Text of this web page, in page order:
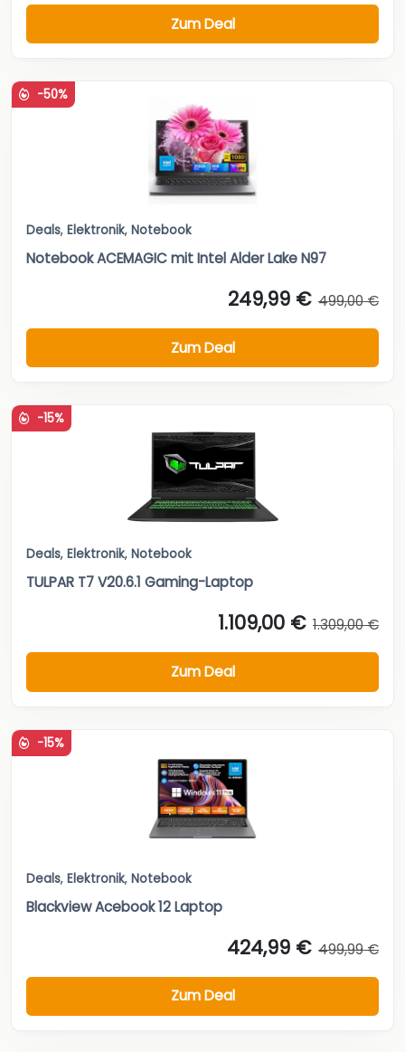
Zum Deal
-50%
Deals, Elektronik, Notebook
Notebook ACEMAGIC mit Intel Alder Lake N97
249,99 € 499,00 €
Zum Deal
-15%
Deals, Elektronik, Notebook
TULPAR T7 V20.6.1 Gaming-Laptop
1.109,00 € 1.309,00 €
Zum Deal
-15%
Deals, Elektronik, Notebook
Blackview Acebook 12 Laptop
424,99 € 499,99 €
Zum Deal